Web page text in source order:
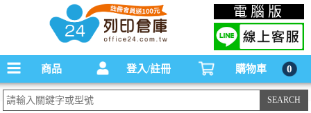
碳粉匣，墨水匣,原廠碳粉匣，副廠碳粉匣，環保碳粉匣,連續供墨印表機-office24列印
倉庫線上購物手機版
電腦版
商品 登入/註冊 購物車 0